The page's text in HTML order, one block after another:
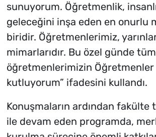
sunuyorum. Öğretmenlik,
geleceğini inşa eden en onurlu
biridir. Öğretmenlerimiz,
mimarlarıdır. Bu özel günde tüm
öğretmenlerimizin Öğretmenler
kutluyorum” ifadesini kullandı.
Konuşmaların ardından fakülte
ile devam eden programda,